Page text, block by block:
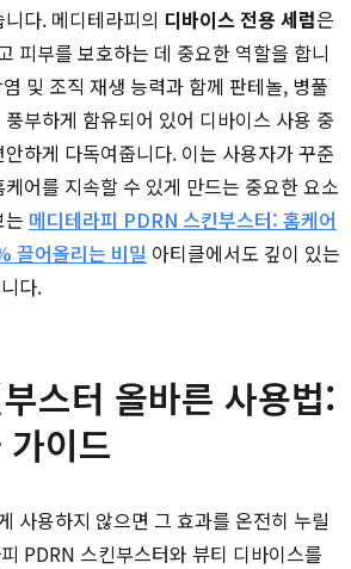
다. 메디테라피의 디바이스 전용 세럼은
피부를 보호하는 데 중요한 역할을 합니
및 조직 재생 능력과 함께 판테놀, 병풀
부하게 함유되어 있어 디바이스 사용 중
하게 다독여줍니다. 이는 사용자가 꾸준
어를 지속할 수 있게 만드는 중요한 요소
는 메디테라피 PDRN 스킨부스터: 홈케어
끌어올리는 비밀 아티클에서도 깊이 있는
다.
스터 올바른 사용법:
이드
사용하지 않으면 그 효과를 온전히 누릴
PDRN 스킨부스터와 뷰티 디바이스를